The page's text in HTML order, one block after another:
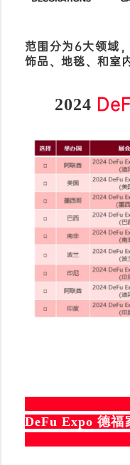
范围分为6大领域
饰品、地毯、和室
2024
DeFu